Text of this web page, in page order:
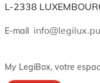
L-2338
E-mail
My LegiBox, votre